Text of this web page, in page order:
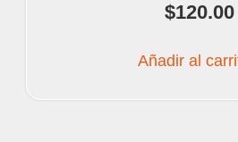
$120.00
Añadir al